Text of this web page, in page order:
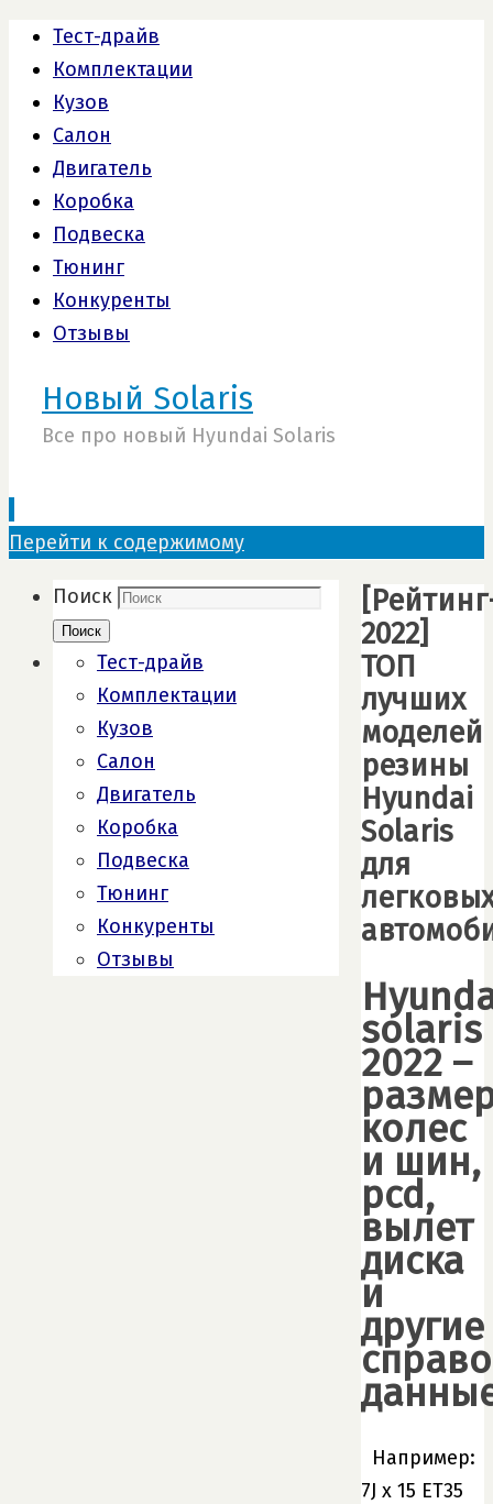
Тест-драйв
Комплектации
Кузов
Салон
Двигатель
Коробка
Подвеска
Тюнинг
Конкуренты
Отзывы
Новый Solaris
Все про новый Hyundai Solaris
Перейти к содержимому
2022]
ТОП
лучших
моделей
резины
Hyundai
Solaris
для
solaris
2022 –
колеc
и шин,
pcd,
вылет
диска
и
другие
Например:
7J x 15 ET35
Поиск
Поиск
Тест-драйв
Комплектации
Кузов
Салон
Двигатель
Коробка
Подвеска
Тюнинг
Конкуренты
Отзывы